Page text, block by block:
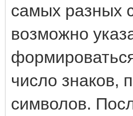
самых разных
возможно
число знаков,
символов.